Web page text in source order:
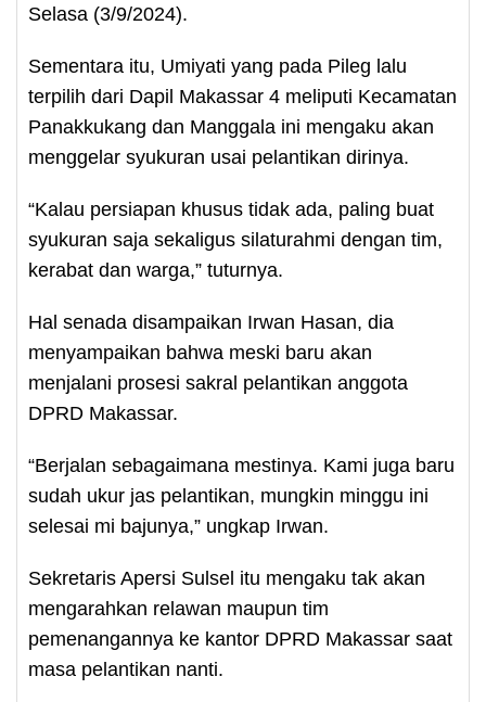
Selasa (3/9/2024).
Sementara itu, Umiyati yang pada Pileg lalu
terpilih dari Dapil Makassar 4 meliputi Kecamatan
Panakkukang dan Manggala ini mengaku akan
menggelar syukuran usai pelantikan dirinya.
“Kalau persiapan khusus tidak ada, paling buat
syukuran saja sekaligus silaturahmi dengan tim,
kerabat dan warga,” tuturnya.
Hal senada disampaikan Irwan Hasan, dia
menyampaikan bahwa meski baru akan
menjalani prosesi sakral pelantikan anggota
DPRD Makassar.
“Berjalan sebagaimana mestinya. Kami juga baru
sudah ukur jas pelantikan, mungkin minggu ini
selesai mi bajunya,” ungkap Irwan.
Sekretaris Apersi Sulsel itu mengaku tak akan
mengarahkan relawan maupun tim
pemenangannya ke kantor DPRD Makassar saat
masa pelantikan nanti.